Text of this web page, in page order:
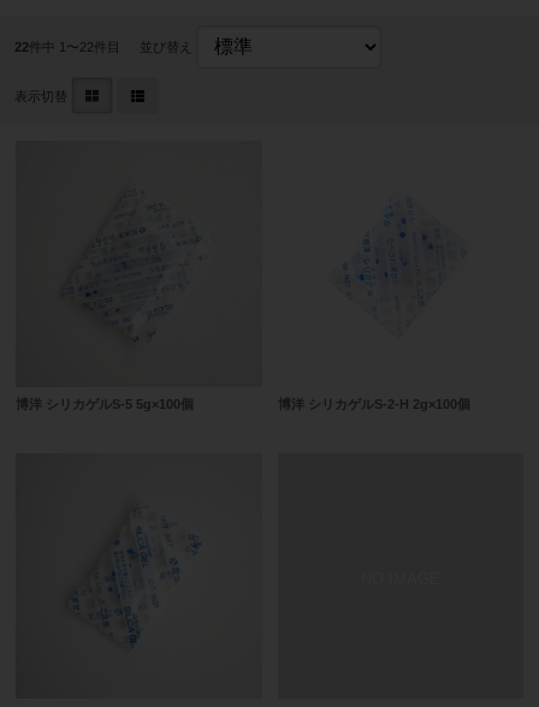
22件中 1〜22件目 並び替え
表示切替
博洋 シリカゲルS-5 5g×100個 博洋 シリカゲルS-2-H 2g×100個